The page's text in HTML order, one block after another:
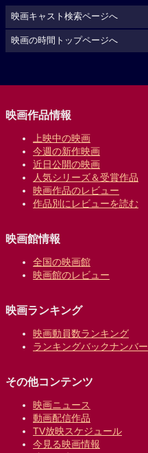
映画キャスト検索ページへ
映画の時間トップページへ
映画作品情報
上映中の映画
今週の新作映画
近日公開の映画
人気シリーズ＆受賞作品
映画作品のレビュー
作品別にレビューを読む
映画館情報
全国の映画館
映画館のレビュー
映画ランキング
映画動員数ランキング
ランキングバックナンバー
その他コンテンツ
映画ニュース
動画配信作品
TV放映スケジュール
今見る映画情報